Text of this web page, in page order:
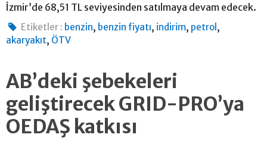
İzmir’de 68,51 TL seviyesinden satılmaya devam edecek.
Etiketler : benzin, benzin fiyatı, indirim, petrol ,
akaryakıt, ÖTV
AB’deki şebekeleri
geliştirecek GRID-PRO’ya
OEDAŞ katkısı